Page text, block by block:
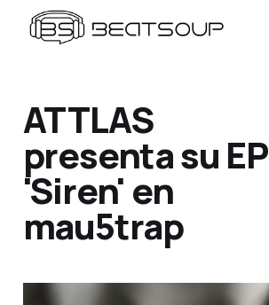
ATTLAS
presenta su EP
'Siren' en
mau5trap